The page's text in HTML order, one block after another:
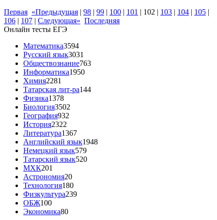
Первая «Предыдущая | 98 | 99 | 100 | 101 | 102 | 103 | 104 | 105 |
106 | 107 | Следующая» Последняя
Онлайн тесты ЕГЭ
Математика3594
Русский язык3031
Обществознание763
Информатика1950
Химия2281
Татарская лит-ра144
Физика1378
Биология3502
География932
История2322
Литература1367
Английский язык1948
Немецкий язык579
Татарский язык520
МХК201
Астрономия20
Технология180
Физкультура239
ОБЖ100
Экономика80